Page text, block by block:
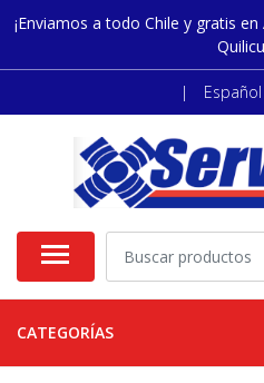
¡Enviamos a todo Chile y gratis
| Español
CATEGORÍAS